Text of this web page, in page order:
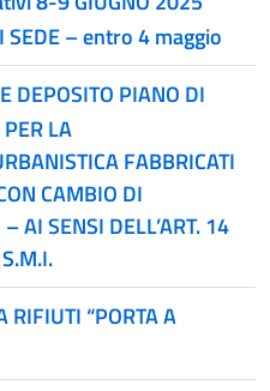
SEDE – entro 4 maggio
DEPOSITO PIANO DI
LA
FABBRICATI
CAMBIO DI
AI SENSI DELL’ART. 14
RIFIUTI “PORTA A